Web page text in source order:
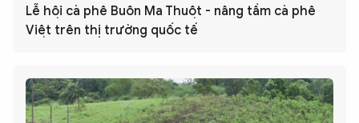
Lễ hội cà phê Buôn Ma Thuột - nâng tầm cà phê
Việt trên thị trường quốc tế